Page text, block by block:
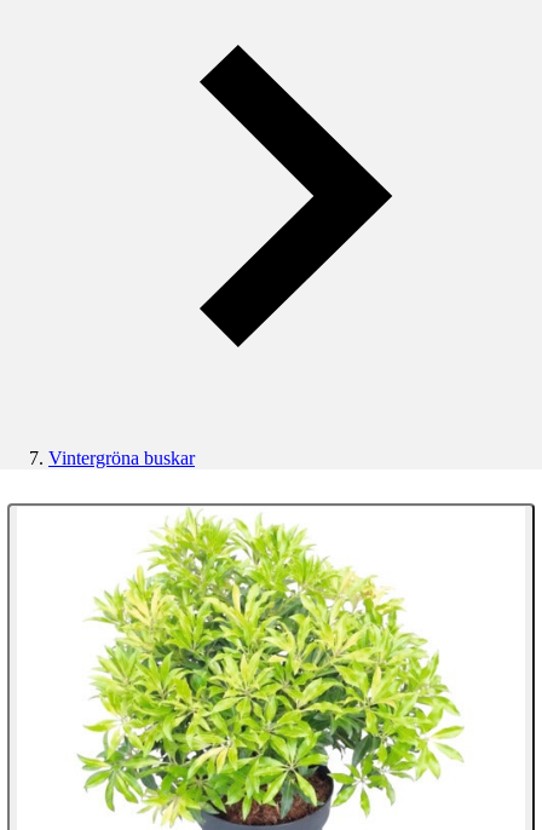
Vintergröna buskar